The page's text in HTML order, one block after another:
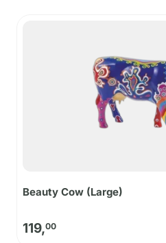
Beauty Cow (Large)
119,00